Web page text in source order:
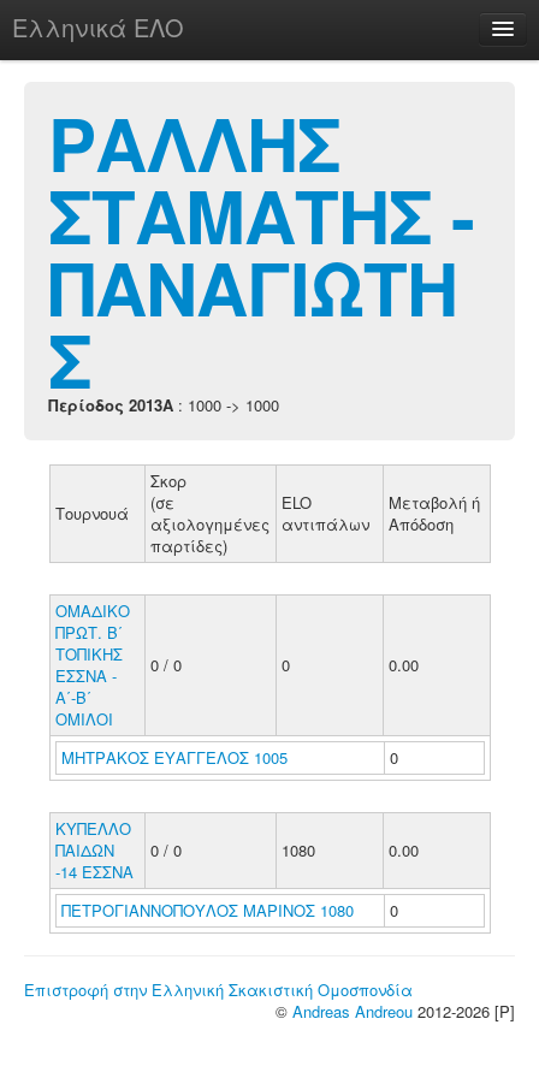
Ελληνικά ΕΛΟ
chesstu.be @ discord
Login
ΡΑΛΛΗΣ
ΣΤΑΜΑΤΗΣ -
ΠΑΝΑΓΙΩΤΗ
Σ
Περίοδος 2013A : 1000 -> 1000
Τουρνουά
Σκορ
(σε
αξιολογημένες
παρτίδες)
ELO
αντιπάλων
Μεταβολή ή
Απόδοση
ΟΜΑΔΙΚΟ
ΠΡΩΤ. Β΄
ΤΟΠΙΚΗΣ
ΕΣΣΝΑ -
Α΄-Β΄
ΟΜΙΛΟΙ
0 / 0 0 0.00
ΜΗΤΡΑΚΟΣ ΕΥΑΓΓΕΛΟΣ 1005 0
ΚΥΠΕΛΛΟ
ΠΑΙΔΩΝ
-14 ΕΣΣΝΑ
0 / 0 1080 0.00
ΠΕΤΡΟΓΙΑΝΝΟΠΟΥΛΟΣ ΜΑΡΙΝΟΣ 1080 0
Επιστροφή στην Ελληνική Σκακιστική Ομοσπονδία
© Andreas Andreou 2012-2026 [P]